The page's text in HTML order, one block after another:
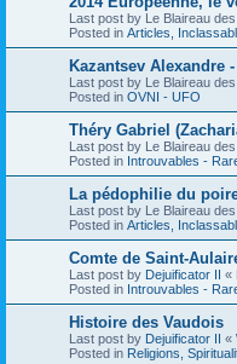
Last post by Le Blaireau
Posted in Articles,
Kazantsev Alexandre
Last post by Le Blaireau
Posted in OVNI - UFO
Théry Gabriel
Last post by Le Blaireau
Posted in Introuvables -
La pédophilie du
Last post by Le Blaireau
Posted in Articles,
Comte de Saint-
Last post by Dejuificator II «
Posted in Introuvables -
Histoire des Vaudois
Last post by Dejuificator II «
Posted in Religions,